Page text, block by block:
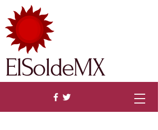
ElSoldeMX